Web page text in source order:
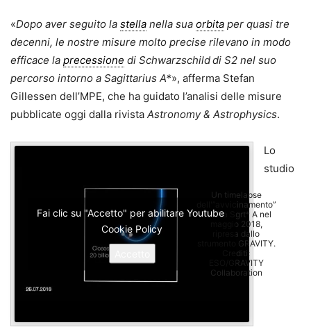
«Dopo aver seguito la stella nella sua orbita per quasi tre
decenni, le nostre misure molto precise rilevano in modo
efficace la precessione di Schwarzschilddi S2 nel suo
percorso intorno a Sagittarius A*», afferma Stefan
Gillessen dell’MPE, che ha guidato l’analisi delle misure
pubblicate oggi dalla rivista Astronomy & Astrophysics.
Un timelapse
dell'”avvicinamento”
di S2 a Sgrt* A nel
maggio 2018,
ripresa dallo
strumento GRAVITY.
Crediti:
ESO/GRAVITY
Collaboration
Fai clic su "Accetto" per abilitare Youtube
Cookie Policy
Lo
studio